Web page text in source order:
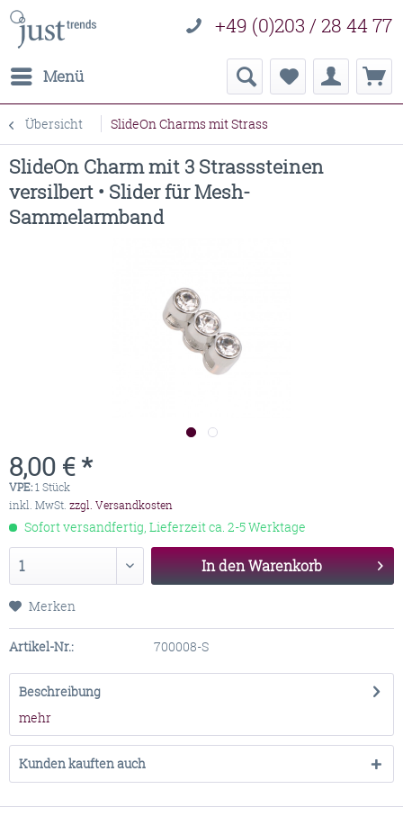
+49 (0)203 / 28 44 77
Menü
Übersicht SlideOn Charms mit Strass
SlideOn Charm mit 3 Strasssteinen
versilbert • Slider für Mesh-
Sammelarmband
8,00 € *
VPE:1 Stück
inkl. MwSt. zzgl. Versandkosten
Sofort versandfertig, Lieferzeit ca. 2-5 Werktage
In denWarenkorb
Merken
Artikel-Nr.: 700008-S
Beschreibung
mehr
Kunden kauften auch